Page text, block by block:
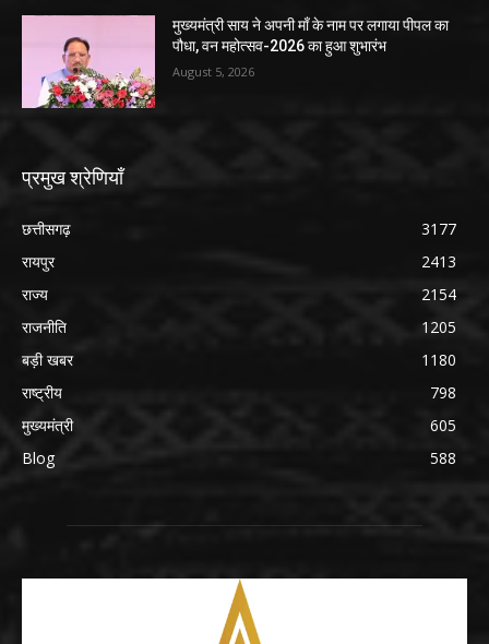
मुख्यमंत्री साय ने अपनी माँ के नाम पर लगाया पीपल का
पौधा, वन महोत्सव-2026 का हुआ शुभारंभ
August 5, 2026
प्रमुख श्रेणियाँ
छत्तीसगढ़
3177
रायपुर
2413
राज्य
2154
राजनीति
1205
बड़ी खबर
1180
राष्ट्रीय
798
मुख्यमंत्री
605
Blog
588